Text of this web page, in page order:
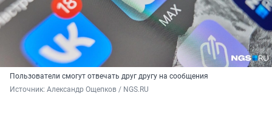
Пользователи смогут отвечать друг другу на сообщения
Источник: Александр Ощепков / NGS.RU